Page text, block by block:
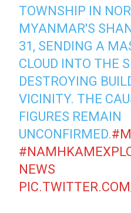
TOWNSHIP IN
MYANMAR'S
31, SENDING A
CLOUD INTO THE
DESTROYING
VICINITY. THE
FIGURES REMAIN
UNCONFIRMED.
NEWS